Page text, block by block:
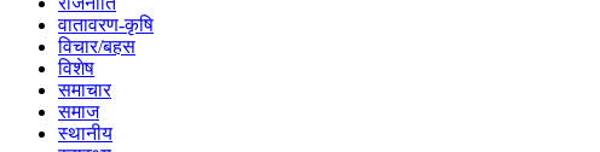
वातावरण-कृषि
विचार/बहस
विशेष
समाचार
समाज
स्थानीय